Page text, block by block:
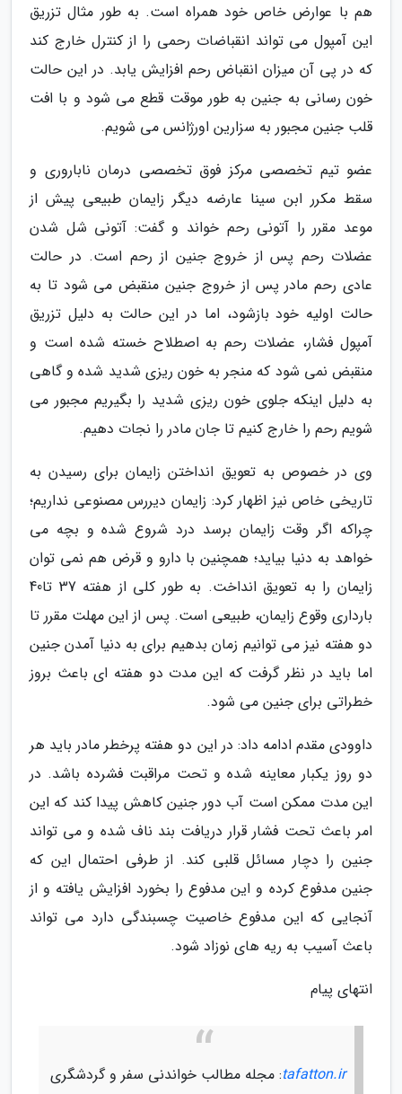
هم با عوارض خاص خود همراه است. به طور مثال تزریق
این آمپول می تواند انقباضات رحمی را از کنترل خارج کند
که در پی آن میزان انقباض رحم افزایش یابد. در این حالت
خون رسانی به جنین به طور موقت قطع می شود و با افت
قلب جنین مجبور به سزارین اورژانس می شویم.
عضو تیم تخصصی مرکز فوق تخصصی درمان ناباروری و
سقط مکرر ابن سینا عارضه دیگر زایمان طبیعی پیش از
موعد مقرر را آتونی رحم خواند و گفت: آتونی شل شدن
عضلات رحم پس از خروج جنین از رحم است. در حالت
عادی رحم مادر پس از خروج جنین منقبض می شود تا به
حالت اولیه خود بازشود، اما در این حالت به دلیل تزریق
آمپول فشار، عضلات رحم به اصطلاح خسته شده است و
منقبض نمی شود که منجر به خون ریزی شدید شده و گاهی
به دلیل اینکه جلوی خون ریزی شدید را بگیریم مجبور می
شویم رحم را خارج کنیم تا جان مادر را نجات دهیم.
وی در خصوص به تعویق انداختن زایمان برای رسیدن به
تاریخی خاص نیز اظهار کرد: زایمان دیررس مصنوعی نداریم؛
چراکه اگر وقت زایمان برسد درد شروع شده و بچه می
خواهد به دنیا بیاید؛ همچنین با دارو و قرض هم نمی توان
زایمان را به تعویق انداخت. به طور کلی از هفته 37 تا40
بارداری وقوع زایمان، طبیعی است. پس از این مهلت مقرر تا
دو هفته نیز می توانیم زمان بدهیم برای به دنیا آمدن جنین
اما باید در نظر گرفت که این مدت دو هفته ای باعث بروز
خطراتی برای جنین می شود.
داوودی مقدم ادامه داد: در این دو هفته پرخطر مادر باید هر
دو روز یکبار معاینه شده و تحت مراقبت فشرده باشد. در
این مدت ممکن است آب دور جنین کاهش پیدا کند که این
امر باعث تحت فشار قرار دریافت بند ناف شده و می تواند
جنین را دچار مسائل قلبی کند. از طرفی احتمال این که
جنین مدفوع کرده و این مدفوع را بخورد افزایش یافته و از
آنجایی که این مدفوع خاصیت چسبندگی دارد می تواند
باعث آسیب به ریه های نوزاد شود.
انتهای پیام
tafatton.ir: مجله مطالب خواندنی سفر و گردشگری